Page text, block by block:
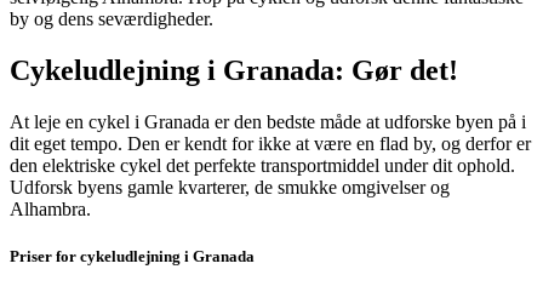
by og dens seværdigheder.
Cykeludlejning i Granada: Gør det!
At leje en cykel i Granada er den bedste måde at udforske byen på i
dit eget tempo. Den er kendt for ikke at være en flad by, og derfor er
den elektriske cykel det perfekte transportmiddel under dit ophold.
Udforsk byens gamle kvarterer, de smukke omgivelser og
Alhambra.
Priser for cykeludlejning i Granada